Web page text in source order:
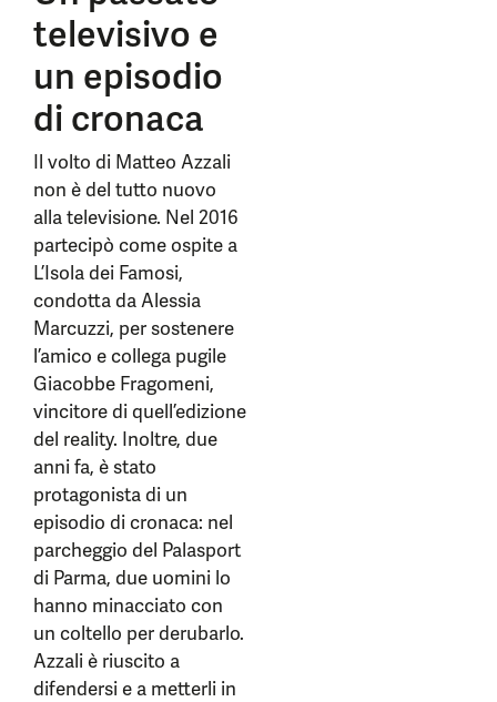
televisivo e
un episodio
di cronaca
Il volto di Matteo Azzali
non è del tutto nuovo
alla televisione. Nel 2016
partecipò come ospite a
L’Isola dei Famosi,
condotta da Alessia
Marcuzzi, per sostenere
l’amico e collega pugile
Giacobbe Fragomeni,
vincitore di quell’edizione
del reality. Inoltre, due
anni fa, è stato
protagonista di un
episodio di cronaca: nel
parcheggio del Palasport
di Parma, due uomini lo
hanno minacciato con
un coltello per derubarlo.
Azzali è riuscito a
difendersi e a metterli in